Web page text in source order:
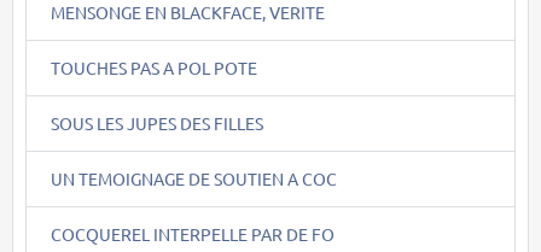
MENSONGE EN BLACKFACE, VERITE
TOUCHES PAS A POL POTE
SOUS LES JUPES DES FILLES
UN TEMOIGNAGE DE SOUTIEN A COC
COCQUEREL INTERPELLE PAR DE FO